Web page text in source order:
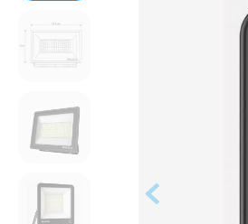
6 º pia
7 º vaso sanitário
º chuveiro
º 18l